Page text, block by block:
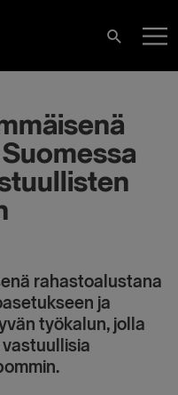
Search
rahastoalustana
ja
työkalun, jolla